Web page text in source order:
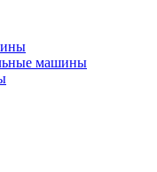
машины